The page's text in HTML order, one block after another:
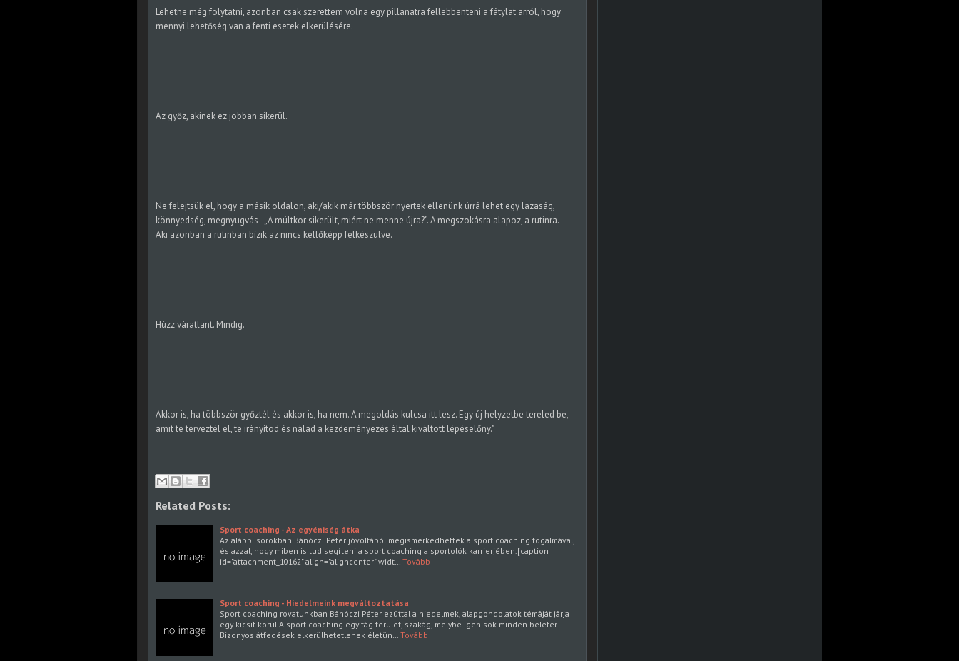
Lehetne még folytatni, azonban csak szerettem volna egy pillanatra fellebbenteni a fátylat arról, hogy
mennyi lehetőség van a fenti esetek elkerülésére.
Az győz, akinek ez jobban sikerül.
Ne felejtsük el, hogy a másik oldalon, aki/akik már többször nyertek ellenünk úrrá lehet egy lazaság,
könnyedség, megnyugvás - „A múltkor sikerült, miért ne menne újra?”. A megszokásra alapoz, a rutinra.
Aki azonban a rutinban bízik az nincs kellőképp felkészülve.
Húzz váratlant. Mindig.
Akkor is, ha többször győztél és akkor is, ha nem. A megoldás kulcsa itt lesz. Egy új helyzetbe tereled be,
amit te terveztél el, te irányítod és nálad a kezdeményezés által kiváltott lépéselőny."
Related Posts:
Sport coaching - Az egyéniség átka
Az alábbi sorokban Bánóczi Péter jóvoltából megismerkedhettek a sport coaching fogalmával,
és azzal, hogy miben is tud segíteni a sport coaching a sportolók karrierjében.[caption
id="attachment_10162" align="aligncenter" widt…
Tovább
Sport coaching - Hiedelmeink megváltoztatása
Sport coaching rovatunkban Bánóczi Péter ezúttal a hiedelmek, alapgondolatok témáját járja
egy kicsit körül!A sport coaching egy tág terület, szakág, melybe igen sok minden belefér.
Bizonyos átfedések elkerülhetetlenek életün…
Tovább